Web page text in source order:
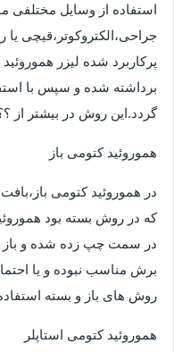
استفاده از وسایل مختلفی
جراحی،الکتروکوتر،قیچی
پرکاربرد شده لیزر
برداشته شده و سپس با
گردد.این روش در بیشتر از
هموروئید کتومی باز
در هموروئید کتومی
که در روش بسته بود
در سمت چپ زده شده و باز
برش مناسب نبوده و یا
روش های باز و بسته
هموروئید کتومی استاپلر